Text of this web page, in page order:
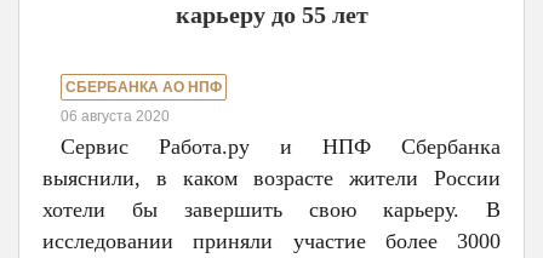
карьеру до 55 лет
СБЕРБАНКА АО НПФ
06 августа 2020
Сервис Работа.ру и НПФ Сбербанка
выяснили, в каком возрасте жители России
хотели бы завершить свою карьеру. В
исследовании приняли участие более 3000